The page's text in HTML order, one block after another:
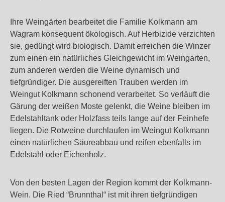
Ihre Weingärten bearbeitet die Familie Kolkmann am
Wagram konsequent ökologisch. Auf Herbizide verzichten
sie, gedüngt wird biologisch. Damit erreichen die Winzer
zum einen ein natürliches Gleichgewicht im Weingarten,
zum anderen werden die Weine dynamisch und
tiefgründiger. Die ausgereiften Trauben werden im
Weingut Kolkmann schonend verarbeitet. So verläuft die
Gärung der weißen Moste gelenkt, die Weine bleiben im
Edelstahltank oder Holzfass teils lange auf der Feinhefe
liegen. Die Rotweine durchlaufen im Weingut Kolkmann
einen natürlichen Säureabbau und reifen ebenfalls im
Edelstahl oder Eichenholz.
Von den besten Lagen der Region kommt der Kolkmann-
Wein. Die Ried “Brunnthal“ ist mit ihren tiefgründigen